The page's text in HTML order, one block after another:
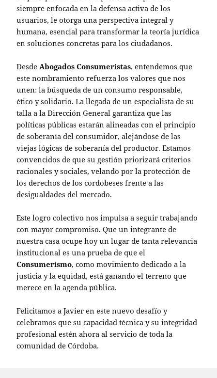
siempre enfocada en la defensa activa de los
usuarios, le otorga una perspectiva integral y
humana, esencial para transformar la teoría jurídica
en soluciones concretas para los ciudadanos.
DesdeAbogados Consumeristas, entendemos que
este nombramiento refuerza los valores que nos
unen: la búsqueda de un consumo responsable,
ético y solidario. La llegada de un especialista de su
talla a la Dirección General garantiza que las
políticas públicas estarán alineadas con el principio
de soberanía del consumidor, alejándose de las
viejas lógicas de soberanía del productor. Estamos
convencidos de que su gestión priorizará criterios
racionales y sociales, velando por la protección de
los derechos de los cordobeses frente a las
desigualdades del mercado.
Este logro colectivo nos impulsa a seguir trabajando
con mayor compromiso. Que un integrante de
nuestra casa ocupe hoy un lugar de tanta relevancia
institucional es una prueba de que el
Consumerismo, como movimiento dedicado a la
justicia y la equidad, está ganando el terreno que
merece en la agenda pública.
Felicitamos a Javier en este nuevo desafío y
celebramos que su capacidad técnica y su integridad
profesional estén ahora al servicio de toda la
comunidad de Córdoba.